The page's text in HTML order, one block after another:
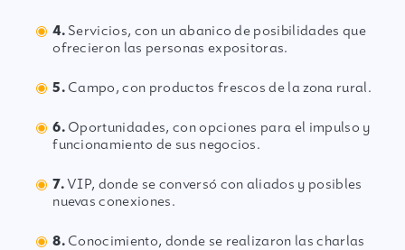
4.Servicios, con un abanico de posibilidades que
ofrecieron las personas expositoras.
5.Campo, con productos frescos de la zona rural.
6.Oportunidades, con opciones para el impulso y
funcionamiento de sus negocios.
7.VIP, donde se conversó con aliados y posibles
nuevas conexiones.
8.Conocimiento, donde se realizaron las charlas